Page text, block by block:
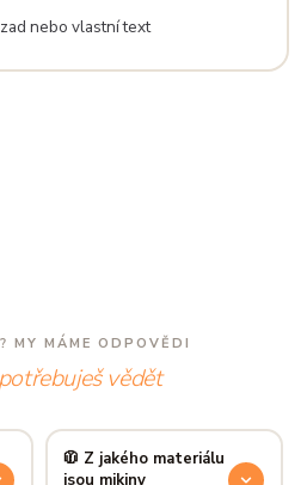
nebo vlastní text
MY MÁME ODPOVĚDI
potřebuješ vědět
🧥 Z jakého materiálu
jsou mikiny